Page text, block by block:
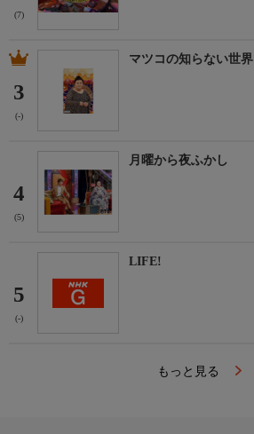
(7)
3
(-)
マツコの知らない世界
4
(5)
月曜から夜ふかし
5
(-)
LIFE!
もっと見る